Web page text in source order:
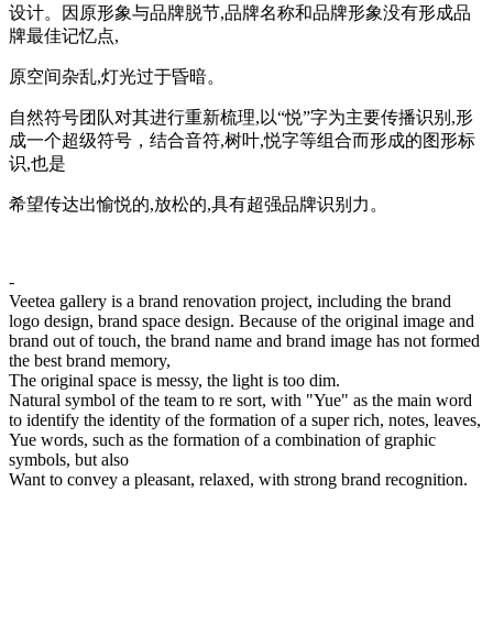
设计。因原形象与品牌脱节,品牌名称和品牌形象没有形成品
牌最佳记忆点,
原空间杂乱,灯光过于昏暗。
自然符号团队对其进行重新梳理,以“悦”字为主要传播识别,形
成一个超级符号，结合音符,树叶,悦字等组合而形成的图形标
识,也是
希望传达出愉悦的,放松的,具有超强品牌识别力。
-
Veetea gallery is a brand renovation project, including the brand
logo design, brand space design. Because of the original image and
brand out of touch, the brand name and brand image has not formed
the best brand memory,
The original space is messy, the light is too dim.
Natural symbol of the team to re sort, with "Yue" as the main word
to identify the identity of the formation of a super rich, notes, leaves,
Yue words, such as the formation of a combination of graphic
symbols, but also
Want to convey a pleasant, relaxed, with strong brand recognition.